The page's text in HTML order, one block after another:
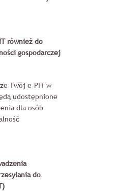
również do
gospodarczej
Twój e-PIT w
udostępnione
dla osób
do